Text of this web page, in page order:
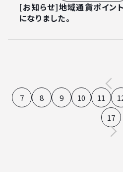
[お知らせ]地域通貨ポイン
になりました。
7 8 9 10 11
17